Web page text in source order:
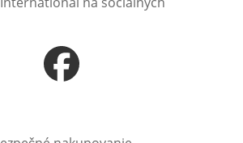
Otvorí sa vnovom okne